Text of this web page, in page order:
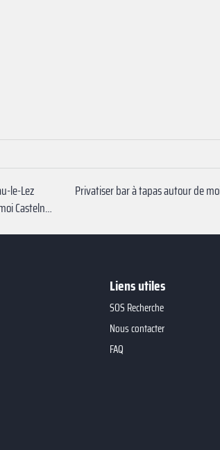
le-Lez
Privatiser bar à vin autour de moi Castelnau-le-Lez
Liens utiles
SOS Recherche
Nous contacter
FAQ